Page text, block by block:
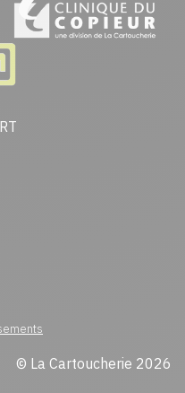
© La Cartoucherie 2026